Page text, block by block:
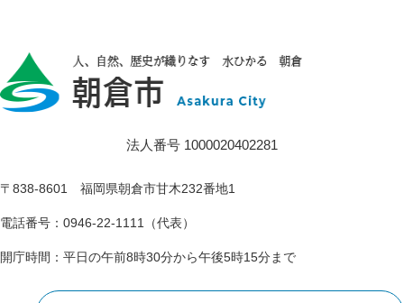
法人番号 1000020402281
〒838-8601 福岡県朝倉市甘木232番地1
電話番号：0946-22-1111（代表）
開庁時間：平日の午前8時30分から午後5時15分まで